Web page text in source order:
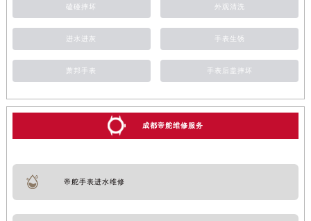
磕碰摔坏 外观清洗
进水进灰 手表生锈
萧邦手表 手表后盖摔坏
成都帝舵维修服务
帝舵手表进水维修